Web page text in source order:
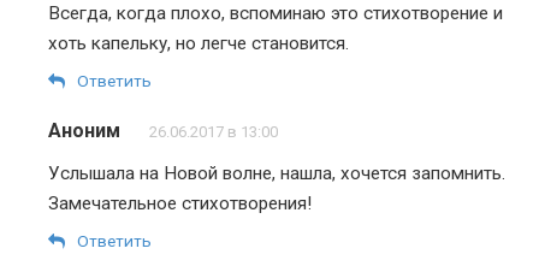
Всегда, когда плохо, вспоминаю это стихотворение и
хоть капельку, но легче становится.
Ответить
Аноним 26.06.2017 в 13:00
Услышала на Новой волне, нашла, хочется запомнить.
Замечательное стихотворения!
Ответить